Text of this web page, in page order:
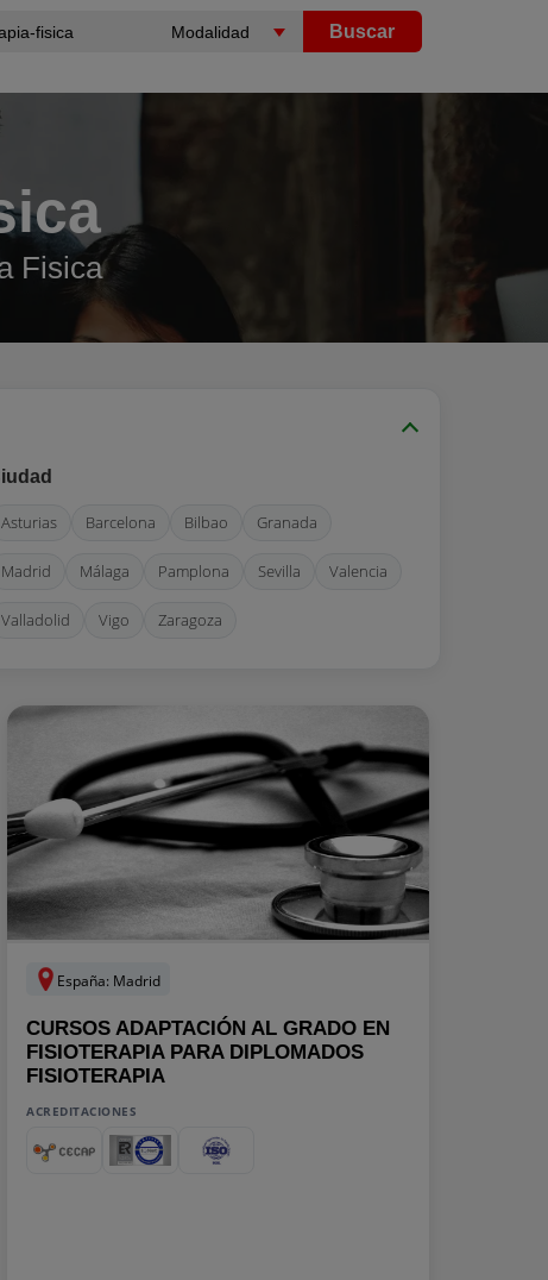
Buscar
Fisica
Asturias Barcelona Bilbao Granada
Madrid Málaga Pamplona Sevilla Valencia
Valladolid Vigo Zaragoza
España: Madrid
CURSOS ADAPTACIÓN AL GRADO EN
FISIOTERAPIA PARA DIPLOMADOS
FISIOTERAPIA
ACREDITACIONES